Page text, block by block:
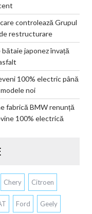
controlează Grupul
restructurare
japonez învață
100% electric până
noi
fabrică BMW renunță
100% electrică
Chery Citroen
Ford Geely